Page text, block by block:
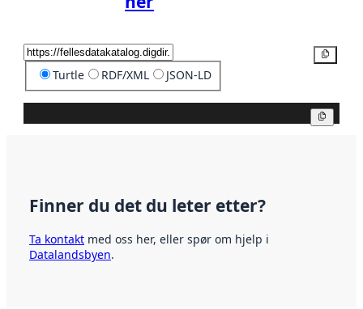
Turtle RDF/XML JSON-LD
Finner du det du leter etter?
Ta kontakt med oss her, eller spør om hjelp i
Datalandsbyen.